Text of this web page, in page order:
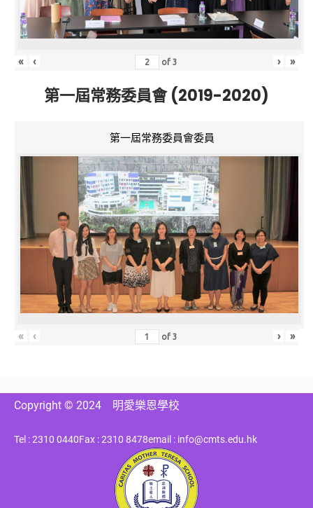
« ‹ of3 › »
第一屆常務委員會 (2019-2020)
第一屆常務委員會委員
« ‹ of3 › »
Copyright © 2024 明愛樂恩學校
Tel : 2310 0440Fax : 2310 8478email : info@cmts.edu.hk